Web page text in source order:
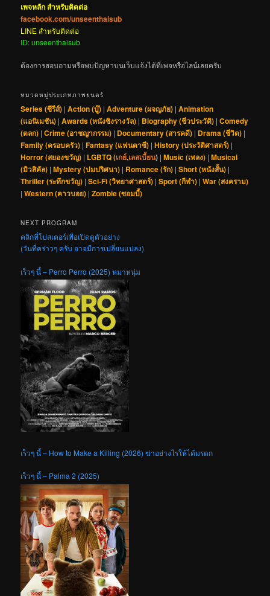
เพจหลัก สำหรับติดต่อ
facebook.com/unseenthaisub
LINE สำหรับติดต่อ
ID: unseenthaisub
ต้องการสอบถามหรือพบปัญหาบนเว็บแจ้งได้ที่เพจหรือไลน์เลยครับ
หมวดหมู่ประเภทภาพยนตร์
Series (ซีรีส์) |Action (บู๊) |Adventure (ผจญภัย) |Animation
(แอนิเมชัน) |Awards (หนังชิงรางวัล) | Biography (ชีวประวัติ) |Comedy
(ตลก) |Crime (อาชญากรรม) | Documentary (สารคดี) | Drama (ชีวิต) |
Family (ครอบครัว) |Fantasy (แฟนตาซี) |History (ประวัติศาสตร์) |
Horror (สยองขวัญ) | LGBTQ (เกย์,เลสเบี้ยน) |Music (เพลง) |Musical
(มิวสิคัล) |Mystery (ปมปริศนา) | Romance (รัก) |Short (หนังสั้น) |
Thriller (ระทึกขวัญ) |Sci-Fi (วิทยาศาสตร์) |Sport (กีฬา) |War (สงคราม)
|Western (คาวบอย) |Zombie (ซอมบี้)
NEXT PROGRAM
คลิกที่โปสเตอร์เพื่อเปิดดูตัวอย่าง
(วันที่คร่าวๆ ครับ อาจมีการเปลี่ยนแปลง)
เร็วๆ นี้ – Perro Perro (2025) หมาหนุ่ม
เร็วๆ นี้ – How to Make a Killing (2026) ฆ่าอย่างไรให้ได้มรดก
เร็วๆ นี้ – Palma 2 (2025)